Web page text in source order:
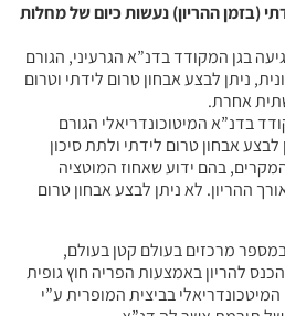
(בזמן ההריון) נעשות כיום של מחלות
בגן המקודד בדנ”א הגרעיני, הגורם
ניתן לבצע אבחון טרום לידתי וטרום
אחרת.
בדנ”א המיטוכונדריאלי הגורם
אבחון טרום לידתי ולתת סיכון
בהם ידוע שאחוז המוטציה
ההריון. לא ניתן לבצע אבחון טרום
מרכזים בעולם קטן בעולם,
להריון באמצעות הפריה חוץ גופית
בביצית המופרית ע”י